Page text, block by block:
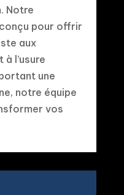
Notre
pour offrir
aux
l’usure
une
notre équipe
vos